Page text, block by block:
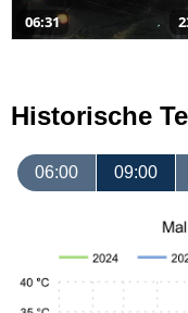
06:31
Historische
06:00 09:00